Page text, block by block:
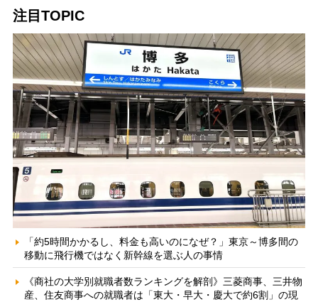
注目TOPIC
「約5時間かかるし、料金も高いのになぜ？」東京～博多間の
移動に飛行機ではなく新幹線を選ぶ人の事情
《商社の大学別就職者数ランキングを解剖》三菱商事、三井物
産、住友商事への就職者は「東大・早大・慶大で約6割」の現